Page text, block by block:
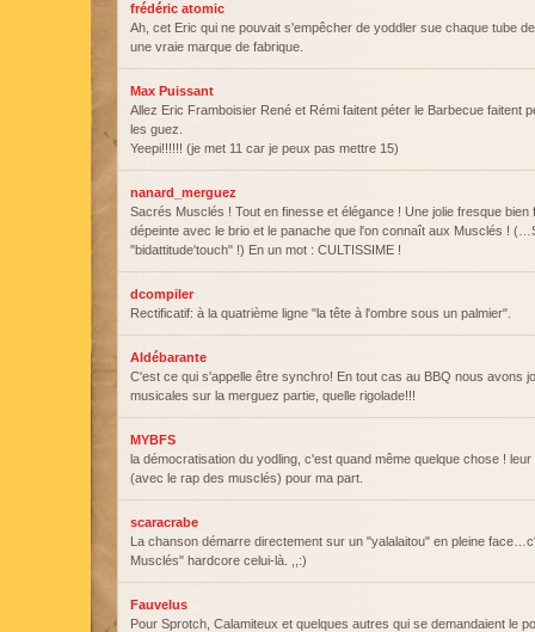
frédéric atomic
Ah, cet Eric qui ne pouvait s'empêcher de yoddler sue chaque tube
une vraie marque de fabrique.
Max Puissant
Allez Eric Framboisier René et Rémi faitent péter le Barbecue faitent
les guez.
Yeepi!!!!!! (je met 11 car je peux pas mettre 15)
nanard_merguez
Sacrés Musclés ! Tout en finesse et élégance ! Une jolie fresque bien
dépeinte avec le brio et le panache que l'on connaît aux Musclés !
"bidattitude'touch" !) En un mot : CULTISSIME !
dcompiler
Rectificatif: à la quatrième ligne "la tête à l'ombre sous un palmier".
Aldébarante
C'est ce qui s'appelle être synchro! En tout cas au BBQ nous avons
musicales sur la merguez partie, quelle rigolade!!!
MYBFS
la démocratisation du yodling, c'est quand même quelque chose !
(avec le rap des musclés) pour ma part.
scaracrabe
La chanson démarre directement sur un "yalalaitou" en pleine
Musclés" hardcore celui-là. ,,:)
Fauvelus
Pour Sprotch, Calamiteux et quelques autres qui se demandaient le